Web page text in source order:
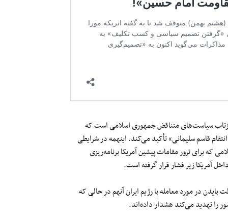
سیاست‌های متناقض جمهوری اسلامی است که
قاسم سلیمانی» تأکید می‌کند. اینهمه در شرایطی
برای ترور مقامات پیشین آمریکا برنامه‌ریزی
آمریکا زیر فشار قرار گرفته است.
بایدن در مورد معامله با رژیم ایران آنهم در حالی که
را تهدید می‌کند هشدار داده‌اند.